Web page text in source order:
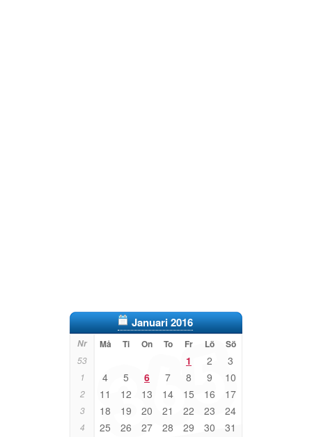
Januari 2016
Nr Må Ti On To Fr Lö Sö
53 1 2 3
1 4 5 6 7 8 9 10
2 11 12 13 14 15 16 17
3 18 19 20 21 22 23 24
4 25 26 27 28 29 30 31